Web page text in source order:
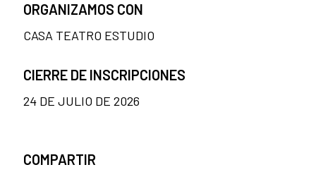
ORGANIZAMOS CON
CASA TEATRO ESTUDIO
CIERRE DE INSCRIPCIONES
24 DE JULIO DE 2026
COMPARTIR